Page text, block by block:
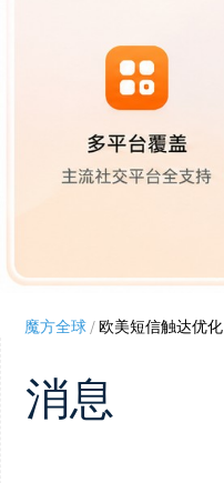
魔方全球/欧美短信触达优化
消息